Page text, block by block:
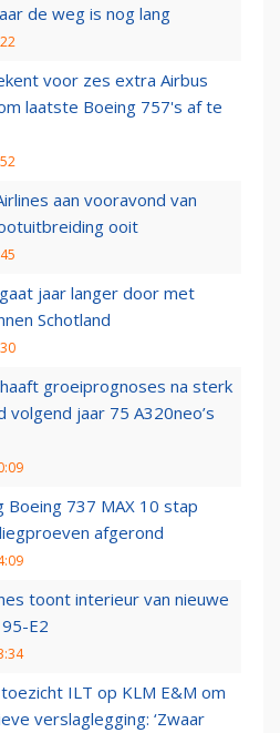
de weg is nog lang
voor zes extra Airbus
laatste Boeing 757's af te
aan vooravond van
ooit
jaar langer door met
Schotland
groeiprognoses na sterk
volgend jaar 75 A320neo’s
Boeing 737 MAX 10 stap
afgerond
toont interieur van nieuwe
E2
ILT op KLM E&M om
verslaglegging: ‘Zwaar